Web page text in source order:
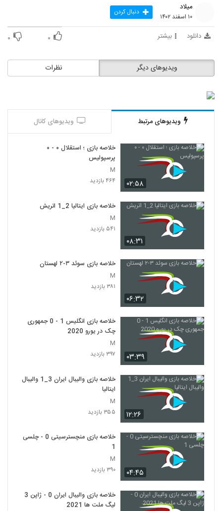
میلاد
۱۰ اسفند ۱۴۰۲ دنبال کردن
دانلود بیشتر ۰ ۰
نظرات ویدیوهای دیگر
ویدیوهای مرتبط ویدیوهای کانال
۰۲:۵۸
خلاصه بازی ؛ استقلال ۰ - ۰
پرسپولیس
M
۴۶۴ بازدید
۰۸:۳۱
خلاصه بازی ایتالیا 2_1 اتريش
M
۵۴۱ بازدید
۰۶:۳۲
خلاصه بازی سوئد ۳-۲ لهستان
M
۳۸۱ بازدید
۰۳:۳۹
خلاصه بازی انگلیس 1 - 0 جمهوری
چک در یورو 2020
M
۳۹۷ بازدید
۱۲:۲۶
خلاصه بازی والیبال ایران 3_1 والیبال
ایتالیا
M
۳۵۵ بازدید
۰۴:۴۵
خلاصه بازی منچسترسیتی 0 - چلسی
1
M
۳۹۰ بازدید
خلاصه بازی والیبال ایران 0 - ژاپن 3
لیگ ملت ها 2021